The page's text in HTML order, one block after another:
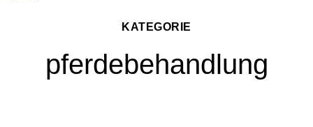
KATEGORIE
pferdebehandlung